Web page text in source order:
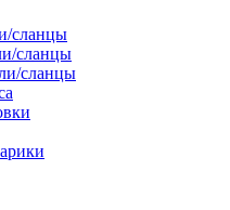
сланцы
сланцы
сланцы